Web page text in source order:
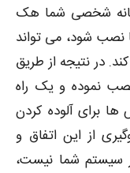
شخصی شما هک
نصب شود، می تواند
در نتیجه از طریق
نموده و یک راه
برای آلوده کردن
از این اتفاق و
سیستم شما نیست،